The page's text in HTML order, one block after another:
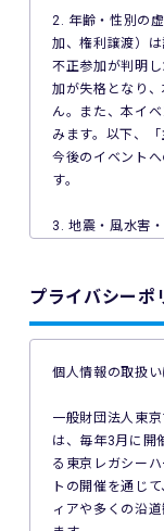
2. 年齢・性別の
加、権利譲渡）
不正参加が判明
加が失格となり
ん。また、本イ
みます。以下、
今後のイベント
す。
3. 地震・風水害
トへのエントリ
の非対応、イン
切の責任を負いま
5. 公共交通機関
本イベントへの
一切責任を負わ
ません。
プライバシーポ
個人情報の取扱
一般財団法人東
は、毎年3月に開
る東京レガシー
トの開催を通じ
ィアや多くの沿